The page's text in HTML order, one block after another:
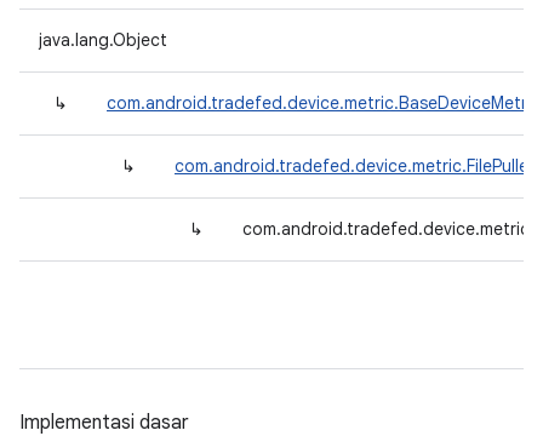
java.lang.Object
↳
↳
↳
Implementasi dasar